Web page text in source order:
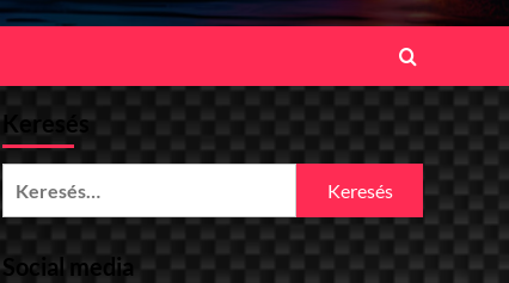
Keresés
Social media